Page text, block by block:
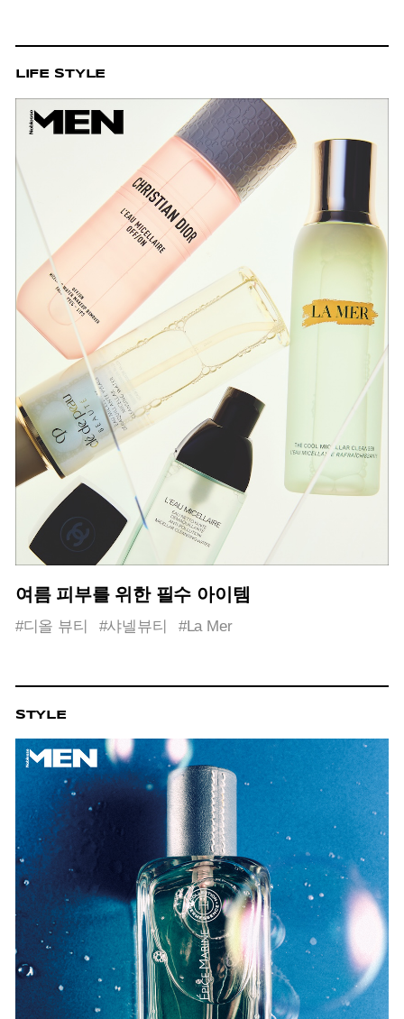
LIFE STYLE
여름 피부를 위한 필수 아이템
#디올 뷰티 #샤넬뷰티 #La Mer
STYLE